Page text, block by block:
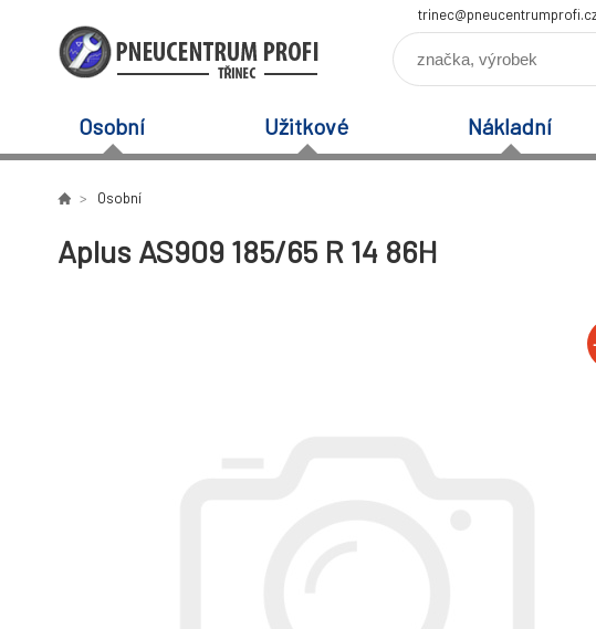
Osobní Užitkové Nákladní
Osobní
Aplus AS909 185/65 R 14 86H